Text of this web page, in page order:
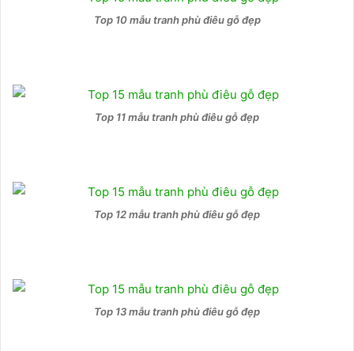
Top 10 mẫu tranh phù điêu gỗ đẹp
Top 11 mẫu tranh phù điêu gỗ đẹp
Top 12 mẫu tranh phù điêu gỗ đẹp
Top 13 mẫu tranh phù điêu gỗ đẹp